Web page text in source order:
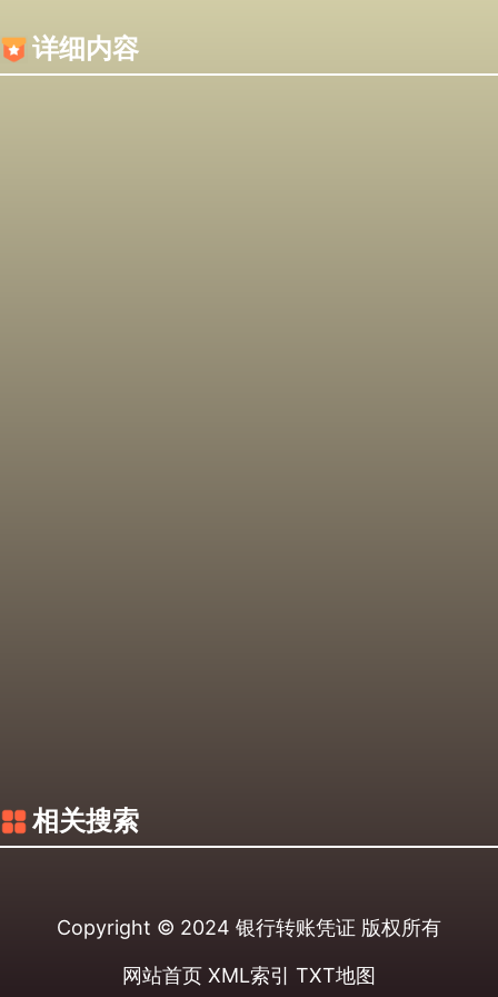
详细内容
相关搜索
Copyright © 2024 银行转账凭证 版权所有
网站首页 XML索引 TXT地图